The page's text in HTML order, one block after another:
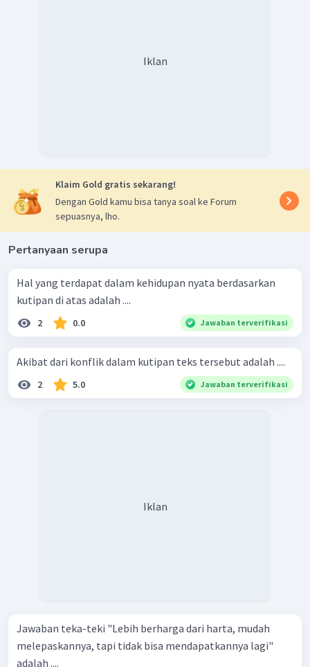
Iklan
Klaim Gold gratis sekarang!
Dengan Gold kamu bisa tanya soal ke Forum
sepuasnya, lho.
Pertanyaan serupa
Hal yang terdapat dalam kehidupan nyata berdasarkan
kutipan di atas adalah ....
2 0.0 Jawaban terverifikasi
Akibat dari konflik dalam kutipan teks tersebut adalah ....
2 5.0 Jawaban terverifikasi
Iklan
Jawaban teka-teki "Lebih berharga dari harta, mudah
melepaskannya, tapi tidak bisa mendapatkannya lagi"
adalah ....